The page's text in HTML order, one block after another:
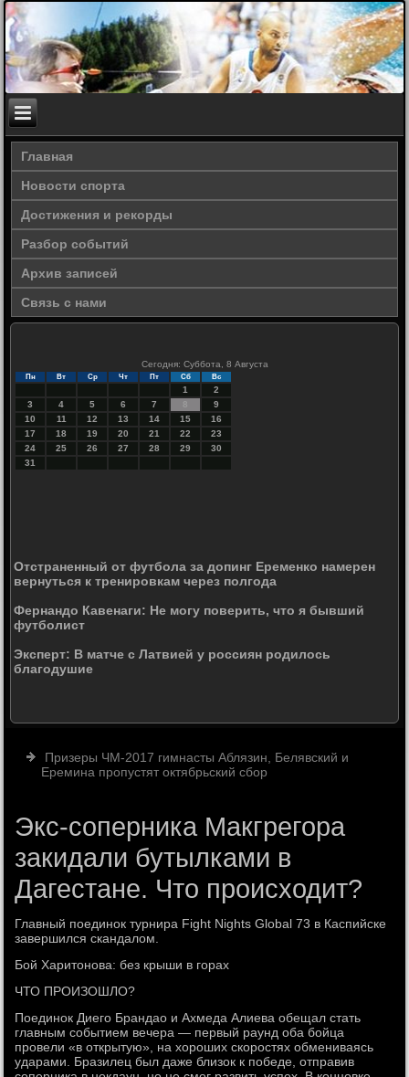
Главная
Новости спорта
Достижения и рекорды
Разбор событий
Архив записей
Связь с нами
Сегодня: Суббота, 8 Августа
Пн Вт Ср Чт Пт Сб Вс
1
2
3
4 5 6 7 8
9
10
11 12 13 14 15
16
17
18 19 20 21 22
23
24
25 26 27 28 29
30
31
Отстраненный от футбола за допинг Еременко намерен
вернуться к тренировкам через полгода
Фернандо Кавенаги: Не могу поверить, что я бывший
футболист
Эксперт: В матче с Латвией у россиян родилось
благодушие
Призеры ЧМ-2017 гимнасты Аблязин, Белявский и
Еремина пропустят октябрьский сбор
Экс-соперника Макгрегора
закидали бутылками в
Дагестане. Что происходит?
Главный поединок турнира Fight Nights Global 73 в Каспийске
завершился скандалом.
Бой Харитонова: без крыши в горах
ЧТО ПРОИЗОШЛО?
Поединок Диего Брандао и Ахмеда Алиева обещал стать
главным событием вечера — первый раунд оба бойца
провели «в открытую», на хороших скоростях обмениваясь
ударами. Бразилец был даже близок к победе, отправив